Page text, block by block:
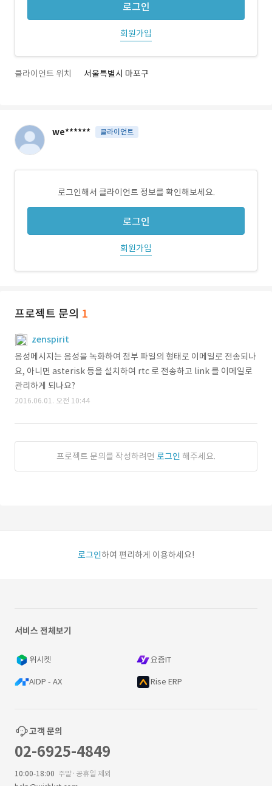
로그인
회원가입
클라이언트 위치 서울특별시 마포구
we****** 클라이언트
로그인해서 클라이언트 정보를 확인해보세요.
로그인
회원가입
프로젝트 문의 1
zenspirit
음성메시지는 음성을 녹화하여 첨부 파일의 형태로 이메일로 전송되나
요, 아니면 asterisk 등을 설치하여 rtc 로 전송하고 link 를 이메일로
관리하게 되나요?
2016.06.01. 오전 10:44
프로젝트 문의를 작성하려면 로그인 해주세요.
로그인하여 편리하게 이용하세요!
서비스 전체보기
위시켓 요즘IT
AIDP - AX Rise ERP
고객 문의
02-6925-4849
10:00-18:00 주말·공휴일 제외